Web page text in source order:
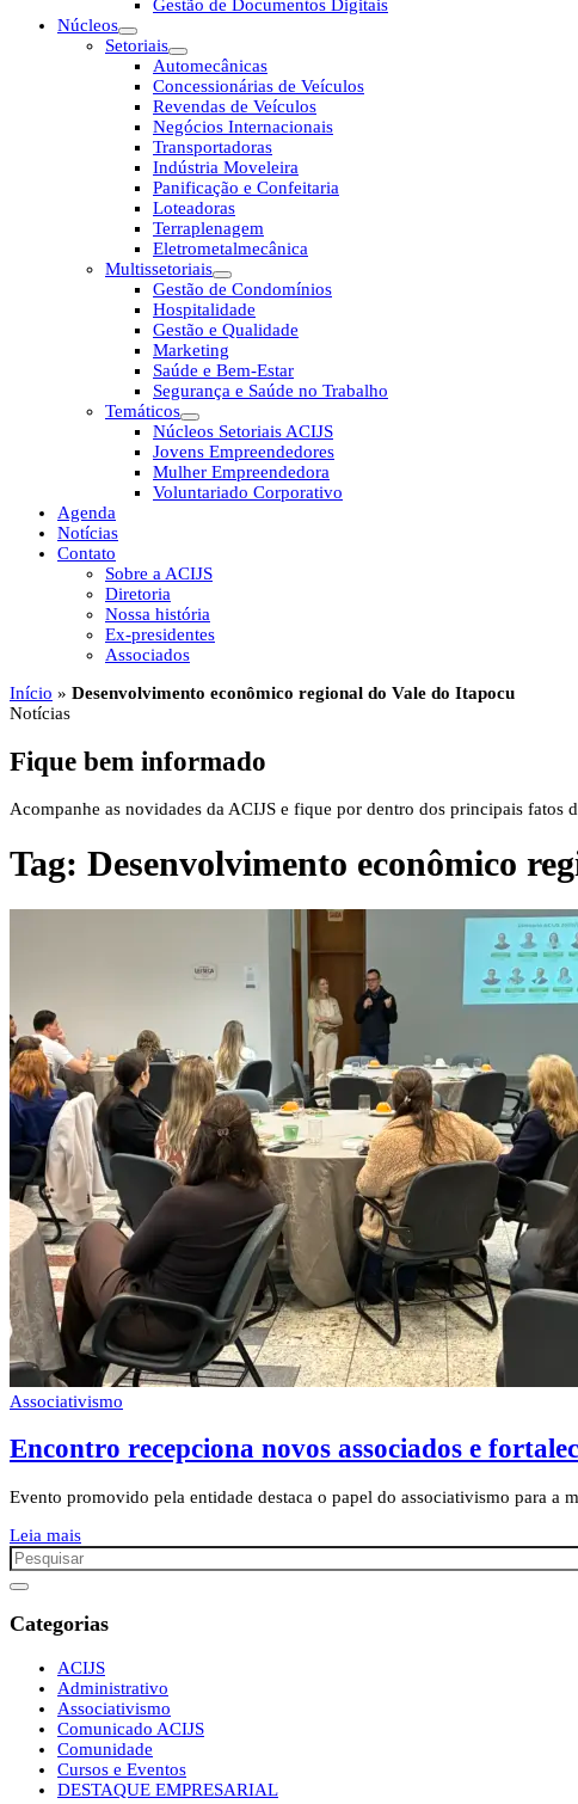
Gestão de Documentos Digitais
Núcleos
Setoriais
Automecânicas
Concessionárias de Veículos
Revendas de Veículos
Negócios Internacionais
Transportadoras
Indústria Moveleira
Panificação e Confeitaria
Loteadoras
Terraplenagem
Eletrometalmecânica
Multissetoriais
Gestão de Condomínios
Hospitalidade
Gestão e Qualidade
Marketing
Saúde e Bem-Estar
Segurança e Saúde no Trabalho
Temáticos
Núcleos Setoriais ACIJS
Jovens Empreendedores
Mulher Empreendedora
Voluntariado Corporativo
Agenda
Notícias
Contato
Sobre a ACIJS
Diretoria
Nossa história
Ex-presidentes
Associados
Início » Desenvolvimento econômico regional do Vale do Itapocu
Notícias
Fique bem informado
Acompanhe as novidades da ACIJS e fique por dentro dos principais fatos
Tag: Desenvolvimento econômico
Associativismo
Encontro recepciona novos associados e
Evento promovido pela entidade destaca o papel do associativismo para a
Leia mais
Categorias
ACIJS
Administrativo
Associativismo
Comunicado ACIJS
Comunidade
Cursos e Eventos
DESTAQUE EMPRESARIAL